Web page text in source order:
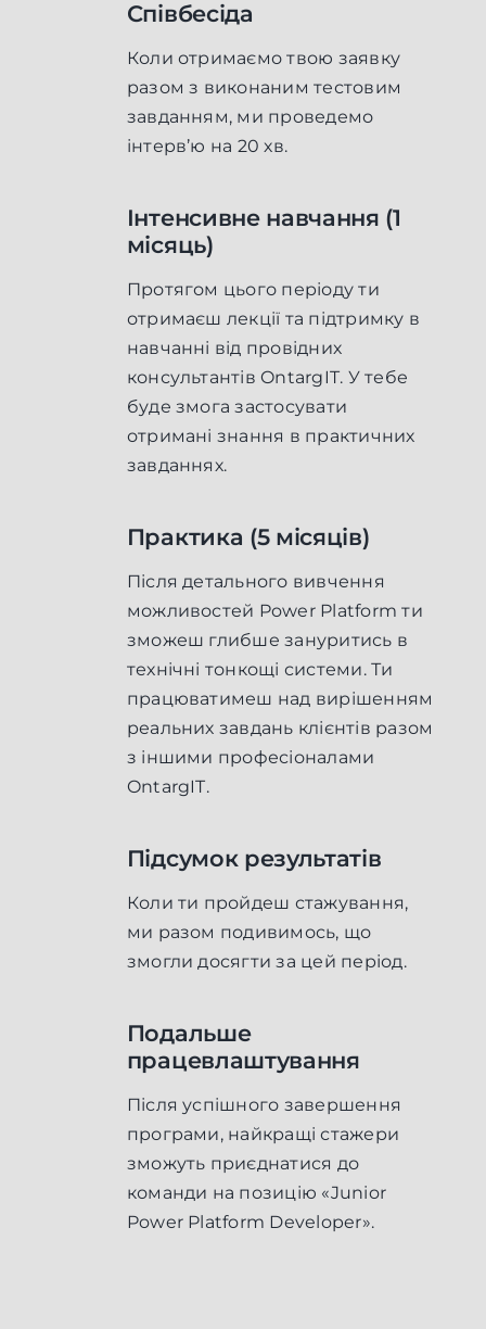
Співбесіда
Коли отримаємо твою заявку
разом з виконаним тестовим
завданням, ми проведемо
інтерв’ю на 20 хв.
Інтенсивне навчання (1
місяць)
Протягом цього періоду ти
отримаєш лекції та підтримку в
навчанні від провідних
консультантів OntargIT. У тебе
буде змога застосувати
отримані знання в практичних
завданнях.
Практика (5 місяців)
Після детального вивчення
можливостей Power Platform ти
зможеш глибше зануритись в
технічні тонкощі системи. Ти
працюватимеш над вирішенням
реальних завдань клієнтів разом
з іншими професіоналами
OntargIT.
Підсумок результатів
Коли ти пройдеш стажування,
ми разом подивимось, що
змогли досягти за цей період.
Подальше
працевлаштування
Після успішного завершення
програми, найкращі стажери
зможуть приєднатися до
команди на позицію «Junior
Power Platform Developer».